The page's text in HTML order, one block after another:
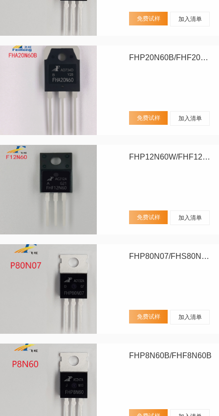
免费试样 加入清单
FHP20N60B/FHF20N60B/FHA20N60B
免费试样 加入清单
FHP12N60W/FHF12N60W
免费试样 加入清单
FHP80N07/FHS80N07/FHD80N07
免费试样 加入清单
FHP8N60B/FHF8N60B